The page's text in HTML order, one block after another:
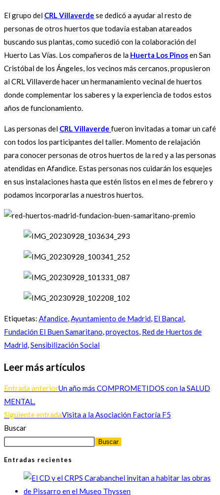
El grupo del CRL Villaverde se dedicó a ayudar al resto de
personas de otros huertos que todavía estaban atareados
buscando sus plantas, como sucedió con la colaboración del
Huerto Las Vías. Los compañeros de la Huerta Los Pinosen San
Cristóbal de los Ángeles, los vecinos más cercanos, propusieron
al CRL Villaverde hacer un hermanamiento vecinal de huertos
donde complementar los saberes y la experiencia de todos estos
años de funcionamiento.
Las personas del CRL Villaverde fueron invitadas a tomar un café
con todos los participantes del taller. Momento de relajación
para conocer personas de otros huertos de la red y a las personas
atendidas en Afandice. Estas personas nos cuidarán los esquejes
en sus instalaciones hasta que estén listos en el mes de febrero y
podamos incorporarlas a nuestros huertos.
Etiquetas: Afandice,Ayuntamiento de Madrid, El Bancal,
Fundación El Buen Samaritano,proyectos, Red de Huertos de
Madrid,Sensibilización Social
Leer más artículos
Entrada anteriorUn año más COMPROMETIDOS con la SALUD
MENTAL.
Siguiente entradaVisita a la Asociación Factoría F5
Buscar
Buscar
Entradas recientes